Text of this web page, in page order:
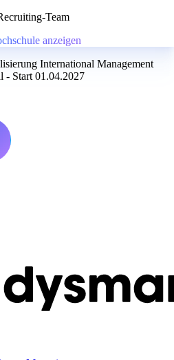
Team
anzeigen
International Management
- Start 01.04.2027